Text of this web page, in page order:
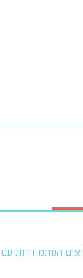
המתמודדות עם